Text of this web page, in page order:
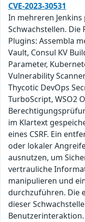
CVE-2023-30531
In mehreren
Schwachstellen.
Plugins: Assembla
Vault, Consul KV
Parameter,
Vulnerability
Thycotic DevOps
TurboScript, WSO2
im Klartext
eines CSRF. Ein
oder lokaler
ausnutzen, um
vertrauliche
manipulieren und
durchzuführen. Die
dieser
Benutzerinteraktion.